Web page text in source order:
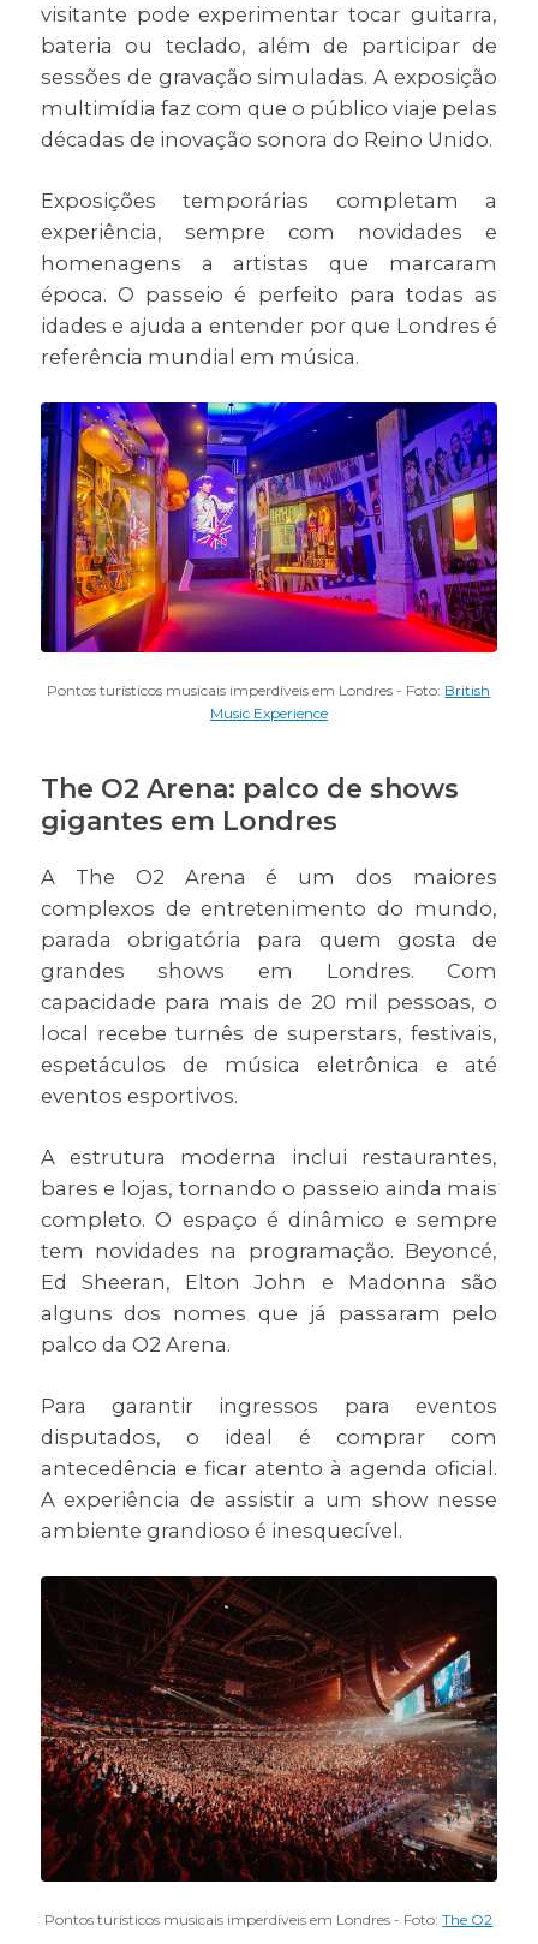
visitante pode experimentar tocar guitarra,
bateria ou teclado, além de participar de
sessões de gravação simuladas. A exposição
multimídia faz com que o público viaje pelas
décadas de inovação sonora do Reino Unido.
Exposições temporárias completam a
experiência, sempre com novidades e
homenagens a artistas que marcaram
época. O passeio é perfeito para todas as
idades e ajuda a entender por que Londres é
referência mundial em música.
Pontos turísticos musicais imperdíveis em Londres - Foto: British
Music Experience
The O2 Arena: palco de shows
gigantes em Londres
A The O2 Arena é um dos maiores
complexos de entretenimento do mundo,
parada obrigatória para quem gosta de
grandes shows em Londres. Com
capacidade para mais de 20 mil pessoas, o
local recebe turnês de superstars, festivais,
espetáculos de música eletrônica e até
eventos esportivos.
A estrutura moderna inclui restaurantes,
bares e lojas, tornando o passeio ainda mais
completo. O espaço é dinâmico e sempre
tem novidades na programação. Beyoncé,
Ed Sheeran, Elton John e Madonna são
alguns dos nomes que já passaram pelo
palco da O2 Arena.
Para garantir ingressos para eventos
disputados, o ideal é comprar com
antecedência e ficar atento à agenda oficial.
A experiência de assistir a um show nesse
ambiente grandioso é inesquecível.
Pontos turísticos musicais imperdíveis em Londres - Foto:The O2